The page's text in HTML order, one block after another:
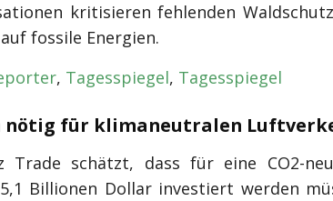
kritisieren fehlenden
fossile Energien.
, Tagesspiegel, Tagesspiegel
nötig für klimaneutralen
Trade schätzt, dass für eine CO2-
Billionen Dollar investiert werden